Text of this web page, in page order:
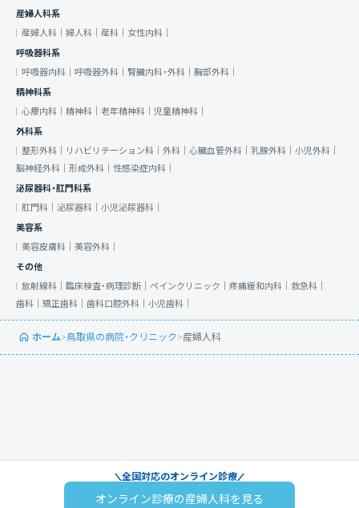
産婦人科系
産婦人科｜ 婦人科｜ 産科｜ 女性内科｜
呼吸器科系
呼吸器内科｜ 呼吸器外科｜ 腎臓内科・外科｜ 胸部外科｜
精神科系
心療内科｜ 精神科｜ 老年精神科｜ 児童精神科｜
外科系
整形外科｜
リハビリテーション科｜ 外科｜ 心臓血管外科｜ 乳腺外科｜ 小児外科｜
脳神経外科｜ 形成外科｜ 性感染症内科｜
泌尿器科・肛門科系
肛門科｜ 泌尿器科｜ 小児泌尿器科｜
美容系
美容皮膚科｜ 美容外科｜
その他
放射線科｜ 臨床検査・病理診断｜ ペインクリニック｜ 疼痛緩和内科｜ 救急科｜
歯科｜ 矯正歯科｜ 歯科口腔外科｜ 小児歯科｜
ホーム>鳥取県の病院・クリニック>産婦人科
全国対応のオンライン診療
オンライン診療の産婦人科を見る